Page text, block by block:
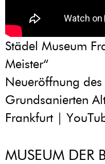
Städel Museum
Meister“
Neueröffnung
Grundsanierten
Frankfurt |
MUSEUM DER